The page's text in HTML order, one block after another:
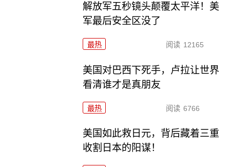
解放军五秒镜头颠覆太平洋！美
军最后安全区没了
最热 阅读 12165
美国对巴西下死手，卢拉让世界
看清谁才是真朋友
最热 阅读 6766
美国如此救日元，背后藏着三重
收割日本的阳谋！